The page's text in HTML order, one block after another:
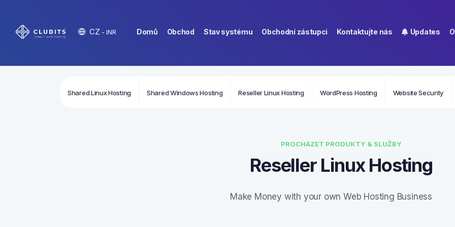
CZ - INR Domů Obchod Stav systému Obchodní zástupci Kontaktujte nás Updates
Shared Linux Hosting Shared Windows Hosting Reseller Linux Hosting WordPress Hosting Website Security
PROCHÁZET PRODUKTY & SLUŽBY
Reseller Linux Hosting
Make Money with your own Web Hosting Business